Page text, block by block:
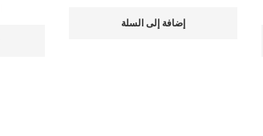
إضافة إلى السلة